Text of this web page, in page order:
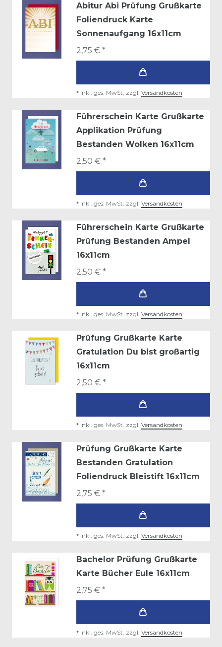
Abitur Abi Prüfung Grußkarte
Foliendruck Karte
Sonnenaufgang 16x11cm
2,75 € *
* inkl. ges. MwSt. zzgl. Versandkosten
Führerschein Karte Grußkarte
Applikation Prüfung
Bestanden Wolken 16x11cm
2,50 € *
* inkl. ges. MwSt. zzgl. Versandkosten
Führerschein Karte Grußkarte
Prüfung Bestanden Ampel
16x11cm
2,50 € *
* inkl. ges. MwSt. zzgl. Versandkosten
Prüfung Grußkarte Karte
Gratulation Du bist großartig
16x11cm
2,50 € *
* inkl. ges. MwSt. zzgl. Versandkosten
Prüfung Grußkarte Karte
Bestanden Gratulation
Foliendruck Bleistift 16x11cm
2,75 € *
* inkl. ges. MwSt. zzgl. Versandkosten
Bachelor Prüfung Grußkarte
Karte Bücher Eule 16x11cm
2,75 € *
* inkl. ges. MwSt. zzgl. Versandkosten